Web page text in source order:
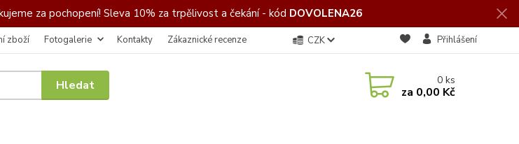
za pochopení! Sleva 10% za trpělivost a čekání - kód DOVOLENA26
zboží Fotogalerie Kontakty Zákaznické recenze CZK Přihlášení
Hledat 0ks
za 0,00 Kč